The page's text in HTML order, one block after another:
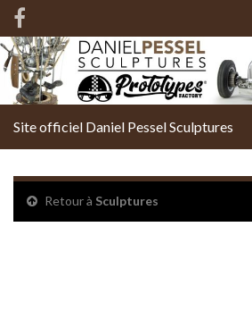
Search for:
Site officiel Daniel Pessel Sculptures
Retour à Sculptures